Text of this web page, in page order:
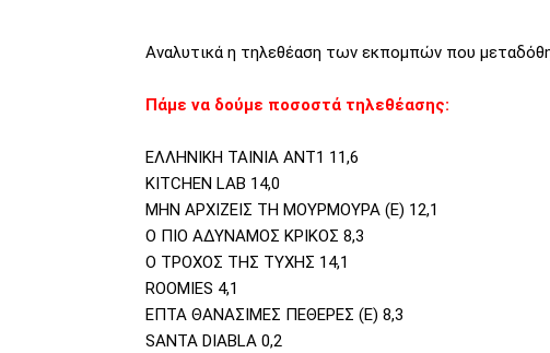
Αναλυτικά η τηλεθέαση των εκπομπών που
Πάμε να δούμε ποσοστά τηλεθέασης:
ΕΛΛΗΝΙΚΗ ΤΑΙΝΙΑ ΑΝΤ1 11,6
KITCHEN LAB 14,0
ΜΗΝ ΑΡΧΙΖΕΙΣ ΤΗ ΜΟΥΡΜΟΥΡΑ (E) 12,1
Ο ΠΙΟ ΑΔΥΝΑΜΟΣ ΚΡΙΚΟΣ 8,3
Ο ΤΡΟΧΟΣ ΤΗΣ ΤΥΧΗΣ 14,1
ROOMIES 4,1
ΕΠΤΑ ΘΑΝΑΣΙΜΕΣ ΠΕΘΕΡΕΣ (Ε) 8,3
SANTA DIABLA 0,2